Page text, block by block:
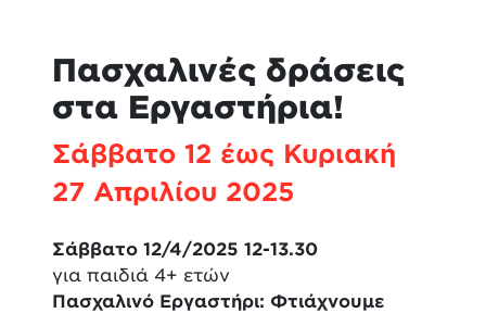
Πασχαλινές δράσεις
στα Εργαστήρια!
Σάββατο 12 έως Κυριακή
27 Απριλίου 2025
Σάββατο 12/4/2025 12-13.30
για παιδιά 4+ ετών
Πασχαλινό Εργαστήρι: Φτιάχνουμε